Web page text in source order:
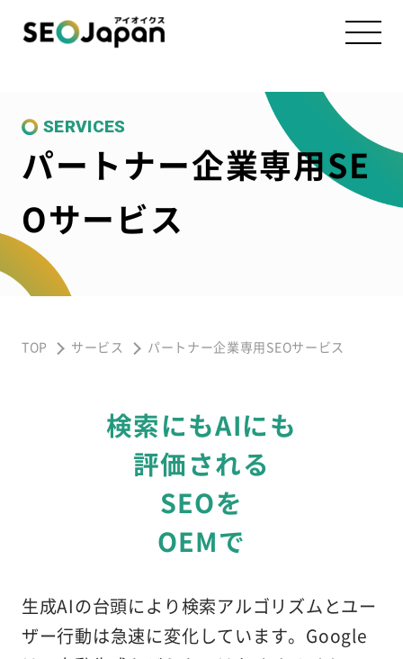
SERVICES
パートナー企業専用SE
Oサービス
TOP サービス パートナー企業専用SEOサービス
検索にもAIにも
評価される
SEOを
OEMで
生成AIの台頭により検索アルゴリズムとユー
ザー行動は急速に変化しています。Google